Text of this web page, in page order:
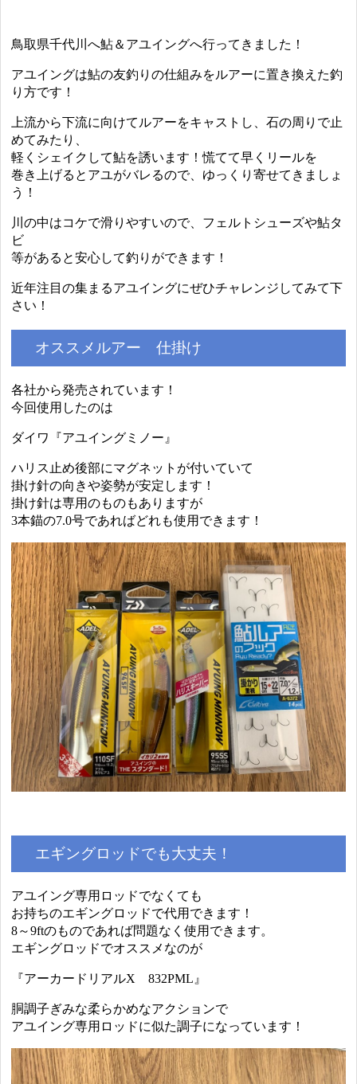
鳥取県千代川へ鮎＆アユイングへ行ってきました！
アユイングは鮎の友釣りの仕組みをルアーに置き換えた釣
り方です！
上流から下流に向けてルアーをキャストし、石の周りで止
めてみたり、
軽くシェイクして鮎を誘います！慌てて早くリールを
巻き上げるとアユがバレるので、ゆっくり寄せてきましょ
う！
川の中はコケで滑りやすいので、フェルトシューズや鮎タ
ビ
等があると安心して釣りができます！
近年注目の集まるアユイングにぜひチャレンジしてみて下
さい！
オススメルアー 仕掛け
各社から発売されています！
今回使用したのは
ダイワ『アユイングミノー』
ハリス止め後部にマグネットが付いていて
掛け針の向きや姿勢が安定します！
掛け針は専用のものもありますが
3本錨の7.0号であればどれも使用できます！
エギングロッドでも大丈夫！
アユイング専用ロッドでなくても
お持ちのエギングロッドで代用できます！
8～9ftのものであれば問題なく使用できます。
エギングロッドでオススメなのが
『アーカードリアルX 832PML』
胴調子ぎみな柔らかめなアクションで
アユイング専用ロッドに似た調子になっています！